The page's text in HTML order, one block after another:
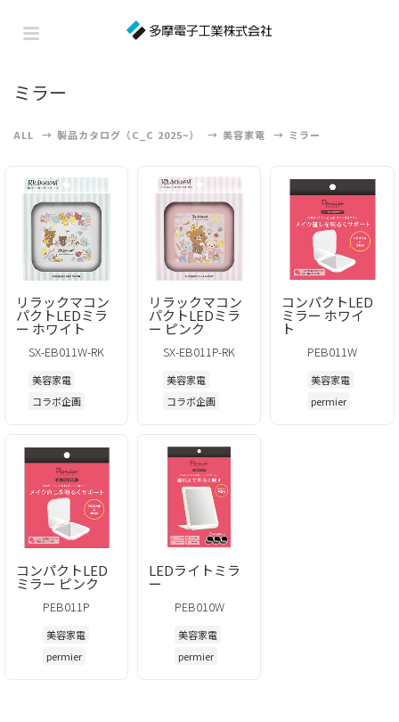
ミラー
ALL 製品カタログ（C_C 2025~） 美容家電 ミラー
リラックマコン
パクトLEDミラ
ー ホワイト
SX-EB011W-RK
美容家電
コラボ企画
リラックマコン
パクトLEDミラ
ー ピンク
SX-EB011P-RK
美容家電
コラボ企画
コンパクトLED
ミラー ホワイ
ト
PEB011W
美容家電
permier
コンパクトLED
ミラー ピンク
PEB011P
美容家電
permier
LEDライトミラ
ー
PEB010W
美容家電
permier